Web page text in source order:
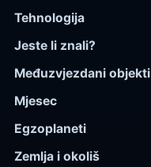
Tehnologija
Jeste li znali?
Međuzvjezdani objekti
Mjesec
Egzoplaneti
Zemlja i okoliš